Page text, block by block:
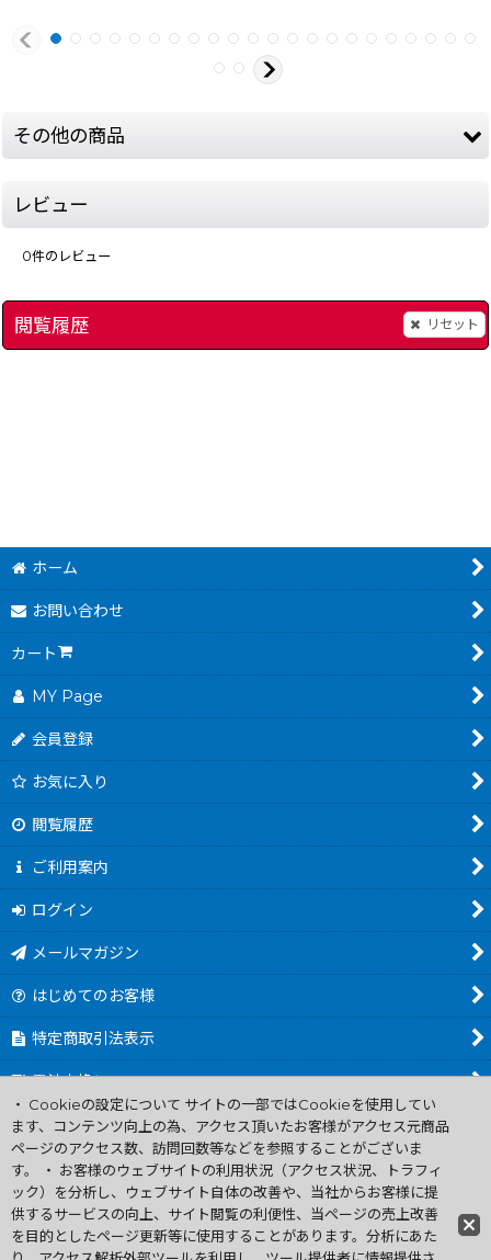
その他の商品
レビュー
0件のレビュー
閲覧履歴 リセット
ホーム
お問い合わせ
カート
MY Page
会員登録
お気に入り
閲覧履歴
ご利用案内
ログイン
メールマガジン
はじめてのお客様
特定商取引法表示
電池交換について
商品カテゴリ一覧
Worldwide Shipping Guide
ファミコン買取通販 中古 ディスクシステム 販売 ニンテンドウ64・
ゲーム買取 .電池交換
・ Cookieの設定について サイトの一部ではCookieを使用してい
ます、コンテンツ向上の為、アクセス頂いたお客様がアクセス元商品
ページのアクセス数、訪問回数等などを参照することがございま
す。 ・ お客様のウェブサイトの利用状況（アクセス状況、トラフィ
ック）を分析し、ウェブサイト自体の改善や、当社からお客様に提
供するサービスの向上、サイト閲覧の利便性、当ページの売上改善
を目的としたページ更新等に使用することがあります。分析にあた